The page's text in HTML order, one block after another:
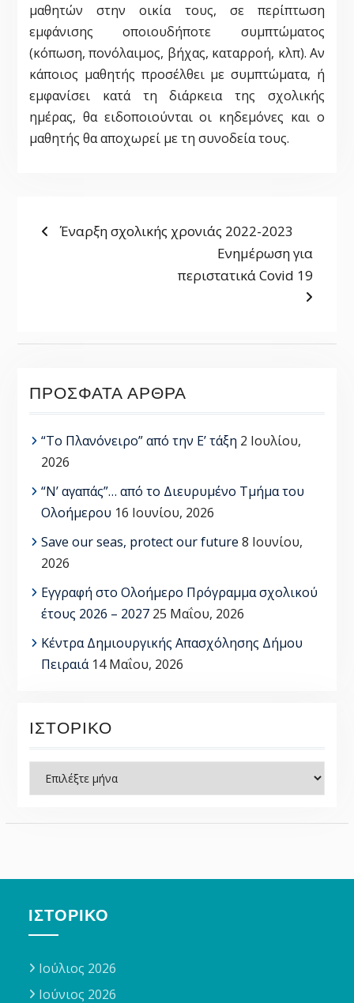
μαθητών στην οικία τους, σε περίπτωση
εμφάνισης οποιουδήποτε συμπτώματος
(κόπωση, πονόλαιμος, βήχας, καταρροή, κλπ). Αν
κάποιος μαθητής προσέλθει με συμπτώματα, ή
εμφανίσει κατά τη διάρκεια της σχολικής
ημέρας, θα ειδοποιούνται οι κηδεμόνες και ο
μαθητής θα αποχωρεί με τη συνοδεία τους.
ΠΛΟΉΓΗΣΗ
Previous
Έναρξη σχολικής χρονιάς 2022-2023
Next
post:
Ενημέρωση για
περιστατικά Covid 19
ΠΡΌΣΦΑΤΑ ΆΡΘΡΑ
“Το Πλανόνειρο” από την Ε’ τάξη 2 Ιουλίου,
2026
“Ν’ αγαπάς”… από το Διευρυμένο Τμήμα του
Ολοήμερου 16 Ιουνίου, 2026
Save our seas, protect our future 8 Ιουνίου,
2026
Εγγραφή στο Ολοήμερο Πρόγραμμα σχολικού
έτους 2026 – 2027 25 Μαΐου, 2026
Κέντρα Δημιουργικής Απασχόλησης Δήμου
Πειραιά 14 Μαΐου, 2026
ΙΣΤΟΡΙΚΌ
Ιστορικό
ΙΣΤΟΡΙΚΌ
Ιούλιος 2026
Ιούνιος 2026